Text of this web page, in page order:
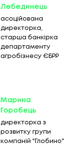
Лебединець
асоційована
директорка,
старша банкірка
департаменту
агробізнесу ЄБРР
Марина
Горобець
директорка з
розвитку групи
компаній "Глобино"